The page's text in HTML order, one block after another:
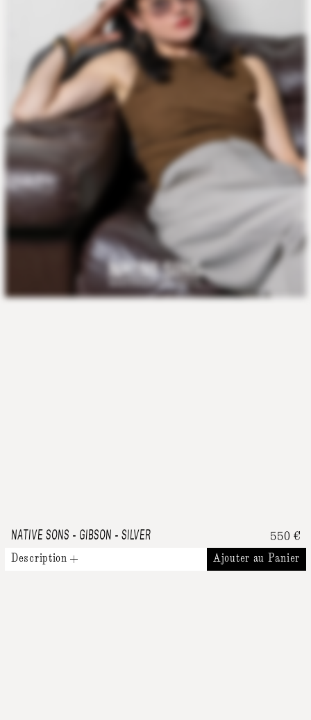
NATIVE SONS - GIBSON - SILVER
Description
550 €
Ajouter au Panier